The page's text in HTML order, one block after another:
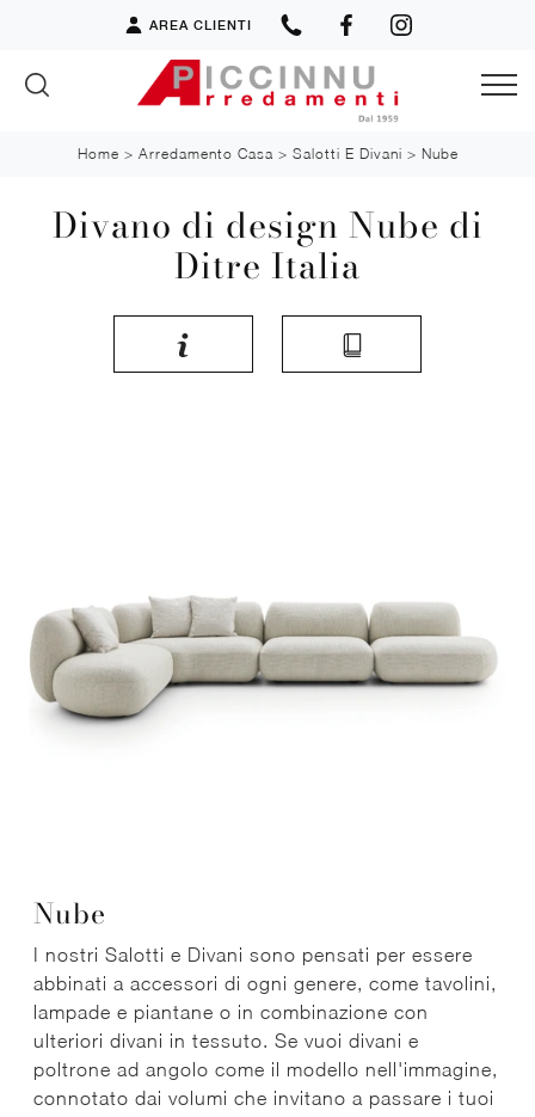
AREA CLIENTI
Home > Arredamento Casa > Salotti E Divani > Nube
Divano di design Nube di
Ditre Italia
Nube
I nostri Salotti e Divani sono pensati per essere
abbinati a accessori di ogni genere, come tavolini,
lampade e piantane o in combinazione con
ulteriori divani in tessuto. Se vuoi divani e
poltrone ad angolo come il modello nell'immagine,
connotato dai volumi che invitano a passare i tuoi